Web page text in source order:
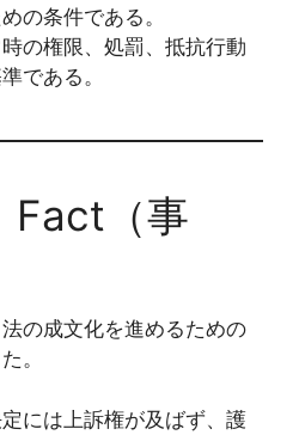
の条件である。
の権限、処罰、抵抗行動
である。
Fact（事
の成文化を進めるための
。
には上訴権が及ばず、護